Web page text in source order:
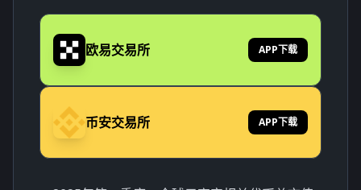
欧易交易所 APP下载
币安交易所 APP下载